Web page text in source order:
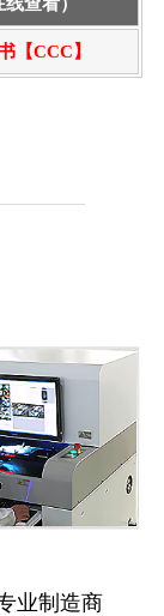
【CCC】
业制造商